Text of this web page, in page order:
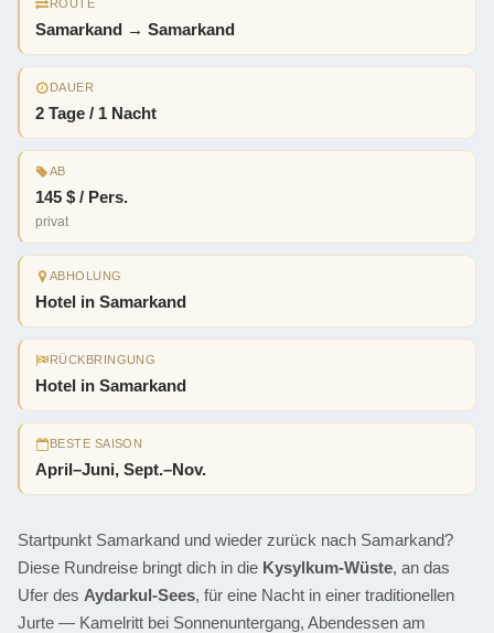
ROUTE
Samarkand → Samarkand
DAUER
2 Tage / 1 Nacht
AB
145 $ / Pers.
privat
ABHOLUNG
Hotel in Samarkand
RÜCKBRINGUNG
Hotel in Samarkand
BESTE SAISON
April–Juni, Sept.–Nov.
Startpunkt Samarkand und wieder zurück nach Samarkand?
Diese Rundreise bringt dich in die Kysylkum-Wüste, an das
Ufer des Aydarkul-Sees, für eine Nacht in einer traditionellen
Jurte — Kamelritt bei Sonnenuntergang, Abendessen am